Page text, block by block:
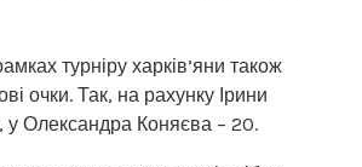
турніру харків’яни також
очки. Так, на рахунку Ірини
у Олександра Коняєва – 20.